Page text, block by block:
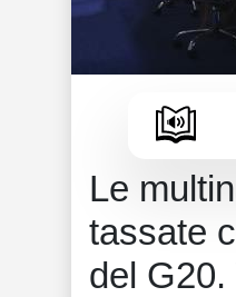
Le
tassate
del